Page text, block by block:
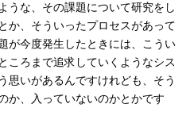
うな、その課題について研究をし
か、そういったプロセスがあって
が今度発生したときには、こうい
ころまで追求していくようなシス
思いがあるんですけれども、そう
か、入っていないのかとかです